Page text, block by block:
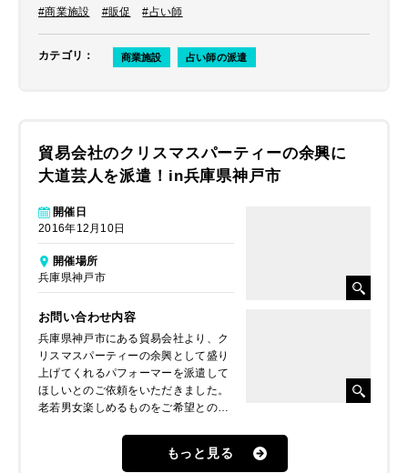
#商業施設
#販促 #占い師
カテゴリ ： 商業施設 占い師の派遣
貿易会社のクリスマスパーティーの余興に
大道芸人を派遣！in兵庫県神戸市
開催日
2016年12月10日
開催場所
兵庫県神戸市
お問い合わせ内容
兵庫県神戸市にある貿易会社より、ク
リスマスパーティーの余興として盛り
上げてくれるパフォーマーを派遣して
ほしいとのご依頼をいただきました。
老若男女楽しめるものをご希望とのこ
大道芸人（アニメーションダンス）
をご提案、派遣しました。もっと見る